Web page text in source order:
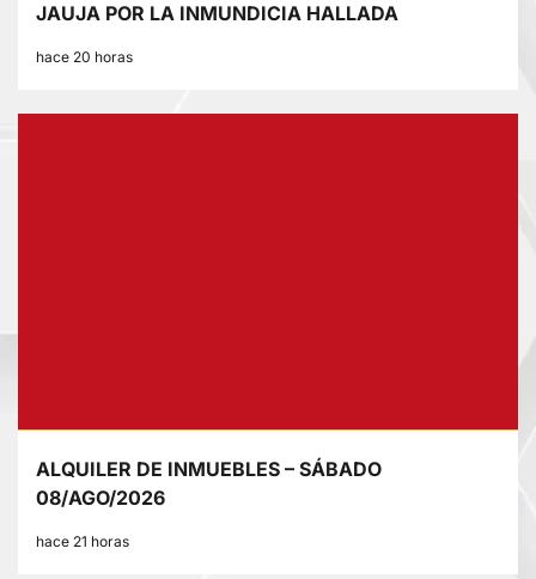
JAUJA POR LA INMUNDICIA HALLADA
hace 20 horas
ALQUILER DE INMUEBLES – SÁBADO
08/AGO/2026
hace 21 horas